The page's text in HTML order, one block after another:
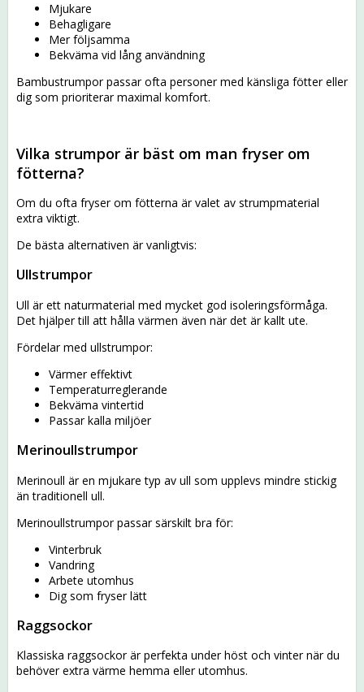
Mjukare
Behagligare
Mer följsamma
Bekväma vid lång användning
Bambustrumpor passar ofta personer med känsliga fötter eller
dig som prioriterar maximal komfort.
Vilka strumpor är bäst om man fryser om
fötterna?
Om du ofta fryser om fötterna är valet av strumpmaterial
extra viktigt.
De bästa alternativen är vanligtvis:
Ullstrumpor
Ull är ett naturmaterial med mycket god isoleringsförmåga.
Det hjälper till att hålla värmen även när det är kallt ute.
Fördelar med ullstrumpor:
Värmer effektivt
Temperaturreglerande
Bekväma vintertid
Passar kalla miljöer
Merinoullstrumpor
Merinoull är en mjukare typ av ull som upplevs mindre stickig
än traditionell ull.
Merinoullstrumpor passar särskilt bra för:
Vinterbruk
Vandring
Arbete utomhus
Dig som fryser lätt
Raggsockor
Klassiska raggsockor är perfekta under höst och vinter när du
behöver extra värme hemma eller utomhus.